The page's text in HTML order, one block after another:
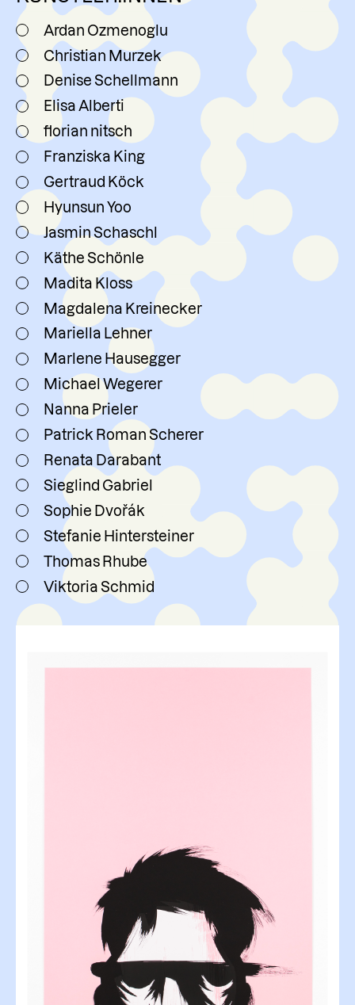
Ardan Ozmenoglu
Christian Murzek
Denise Schellmann
Elisa Alberti
florian nitsch
Franziska King
Gertraud Köck
Hyunsun Yoo
Jasmin Schaschl
Käthe Schönle
Madita Kloss
Magdalena Kreinecker
Mariella Lehner
Marlene Hausegger
Michael Wegerer
Nanna Prieler
Patrick Roman Scherer
Renata Darabant
Sieglind Gabriel
Sophie Dvořák
Stefanie Hintersteiner
Thomas Rhube
Viktoria Schmid